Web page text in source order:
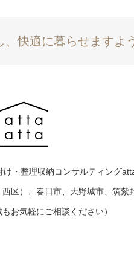
快適に暮らせますよ
・整理収納コンサルティング
区）、春日市、大野城市、筑
お気軽にご相談ください）